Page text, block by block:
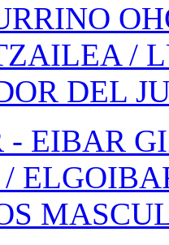
/
DEL
- EIBAR